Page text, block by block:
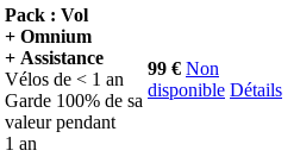
Pack : Vol
+ Omnium
+ Assistance
Vélos de < 1 an
Garde 100% de sa
valeur pendant
1 an
99 € Non
disponible Détails